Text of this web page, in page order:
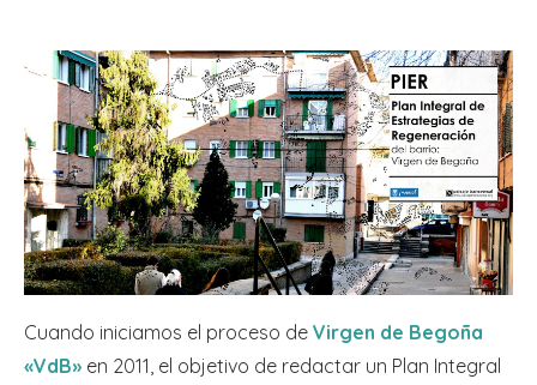
Cuando iniciamos el proceso de Virgen de Begoña
«VdB» en 2011, el objetivo de redactar un Plan Integral